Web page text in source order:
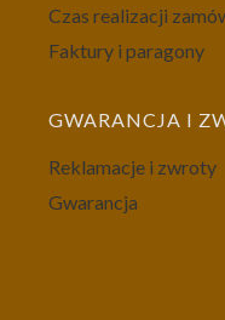
Czas realizacji
Faktury i paragony
GWARANCJA I
Reklamacje i zwroty
Gwarancja